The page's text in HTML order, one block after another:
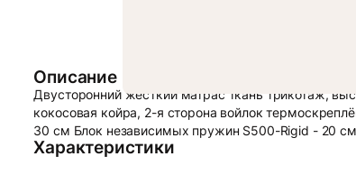
Описание
Двусторонний жесткий матрас ткань трикотаж,
кокосовая койра, 2-я сторона войлок
30 см Блок независимых пружин S500-Rigid - 20
Характеристики